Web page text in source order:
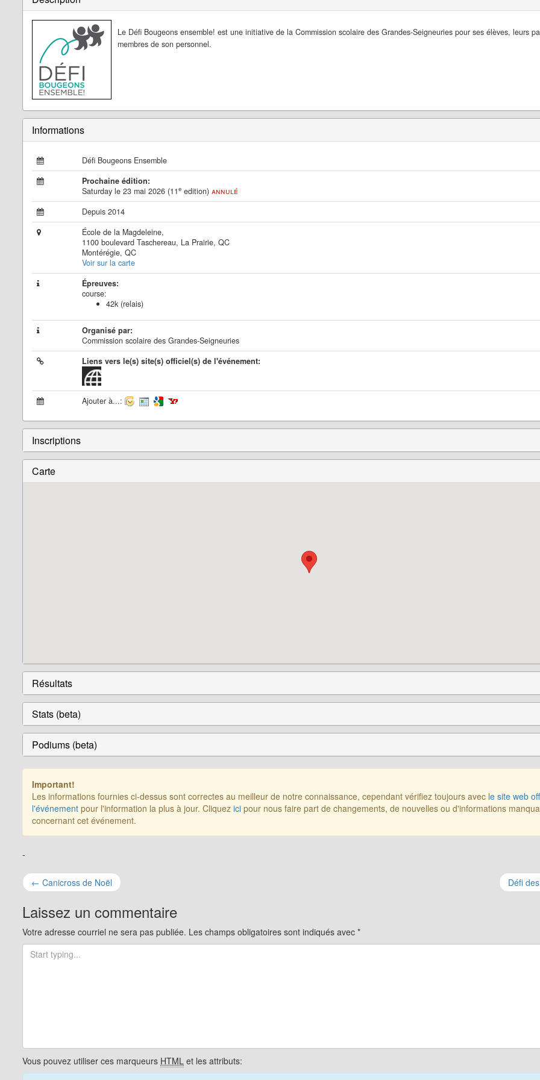
Le Défi Bougeons ensemble! est une initiative de la Commission scolaire des Grandes-Seigneuries pour ses élèves, leurs
membres de son personnel.
Informations
Défi Bougeons Ensemble
Prochaine édition:
Saturday le 23 mai 2026 (11e edition) annulé
Depuis 2014
École de la Magdeleine,
1100 boulevard Taschereau, La Prairie, QC
Montérégie, QC
Voir sur la carte
Épreuves:
course:
42k (relais)
Organisé par:
Commission scolaire des Grandes-Seigneuries
Liens vers le(s) site(s) officiel(s) de l'événement:
Ajouter à...:
Inscriptions
Carte
Résultats
Stats (beta)
Podiums (beta)
Important!
Les informations fournies ci-dessus sont correctes au meilleur de notre connaissance, cependant vérifiez toujours avec le site web
l'événement pour l'information la plus à jour. Cliquez ici pour nous faire part de changements, de nouvelles ou d'informations
concernant cet événement.
-
Navigation
pour
les
articles
← Canicross de Noël Défi
Laissez un commentaire
Votre adresse courriel ne sera pas publiée. Les champs obligatoires sont indiqués avec *
Vous pouvez utiliser ces marqueurs HTML et les attributs: